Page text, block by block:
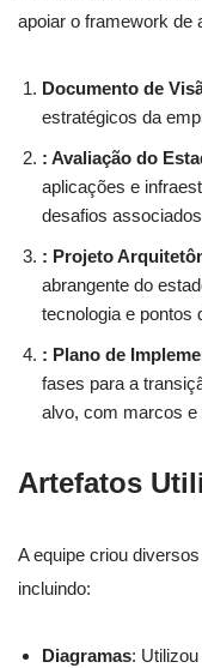
apoiar o framework de
Documento de
estratégicos da
: Avaliação do
aplicações e
desafios
: Projeto
abrangente do
tecnologia e pontos
: Plano de
fases para a
alvo, com marcos e
Artefatos
A equipe criou
incluindo:
Diagramas: